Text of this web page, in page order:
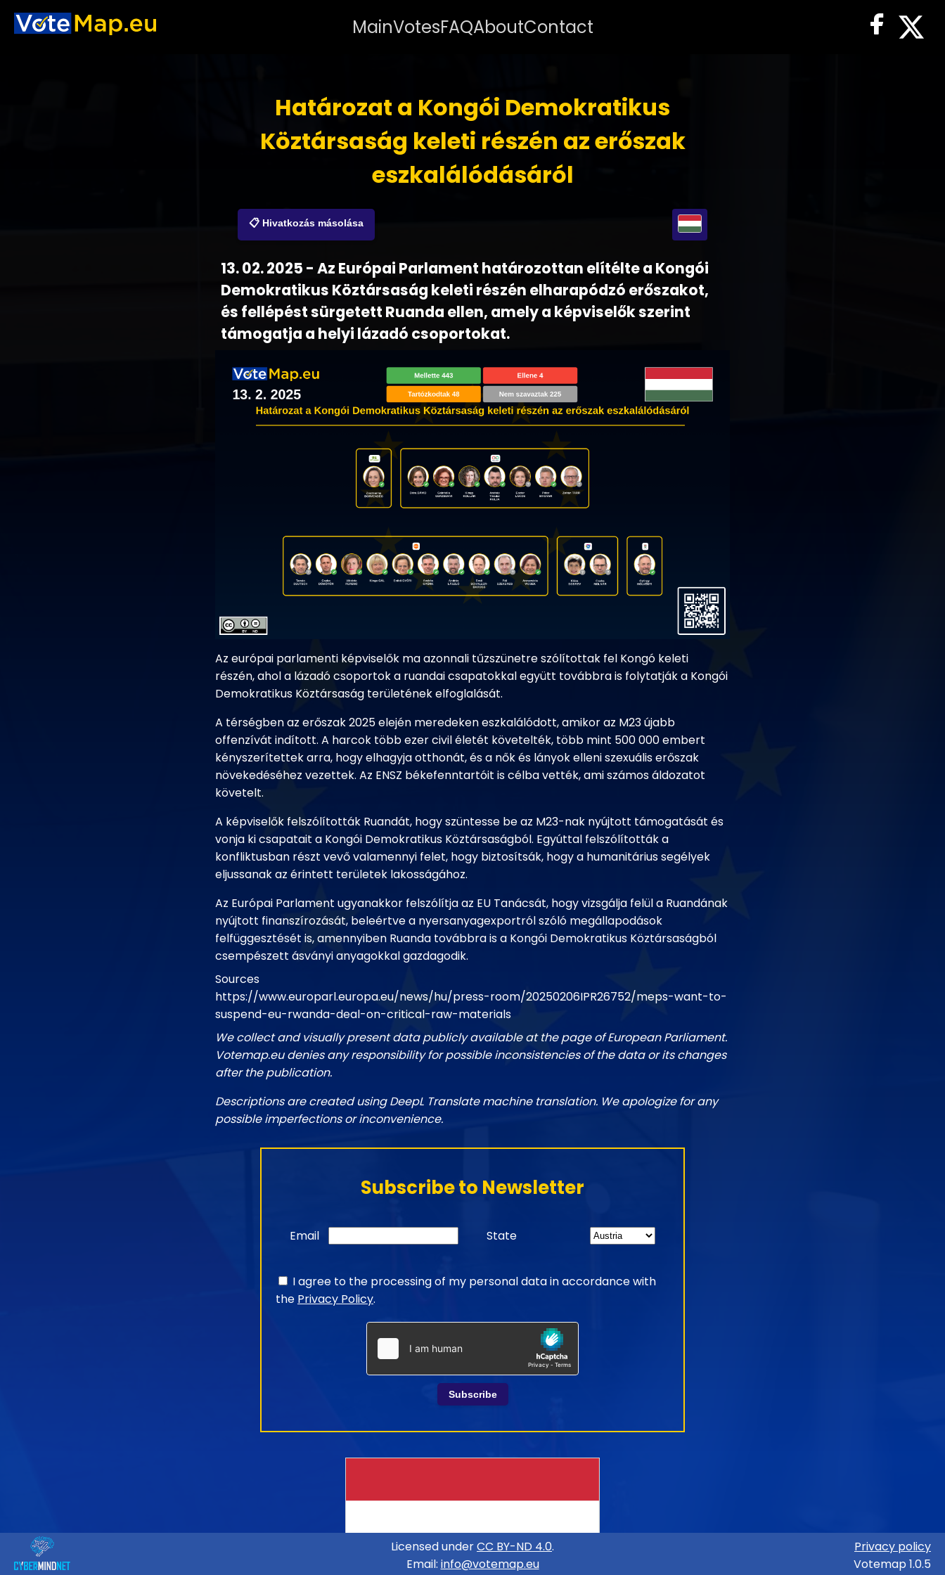
MainVotesFAQAboutContact
Határozat a Kongói Demokratikus
Köztársaság keleti részén az erőszak
eszkalálódásáról
📋 Hivatkozás másolása
13. 02. 2025 - Az Európai Parlament határozottan elítélte a Kongói
Demokratikus Köztársaság keleti részén elharapódzó erőszakot,
és fellépést sürgetett Ruanda ellen, amely a képviselők szerint
támogatja a helyi lázadó csoportokat.
Az európai parlamenti képviselők ma azonnali tűzszünetre szólítottak fel Kongó keleti
részén, ahol a lázadó csoportok a ruandai csapatokkal együtt továbbra is folytatják a Kongói
Demokratikus Köztársaság területének elfoglalását.
A térségben az erőszak 2025 elején meredeken eszkalálódott, amikor az M23 újabb
offenzívát indított. A harcok több ezer civil életét követelték, több mint 500 000 embert
kényszerítettek arra, hogy elhagyja otthonát, és a nők és lányok elleni szexuális erőszak
növekedéséhez vezettek. Az ENSZ békefenntartóit is célba vették, ami számos áldozatot
követelt.
A képviselők felszólították Ruandát, hogy szüntesse be az M23-nak nyújtott támogatását és
vonja ki csapatait a Kongói Demokratikus Köztársaságból. Egyúttal felszólították a
konfliktusban részt vevő valamennyi felet, hogy biztosítsák, hogy a humanitárius segélyek
eljussanak az érintett területek lakosságához.
Az Európai Parlament ugyanakkor felszólítja az EU Tanácsát, hogy vizsgálja felül a Ruandának
nyújtott finanszírozását, beleértve a nyersanyagexportról szóló megállapodások
felfüggesztését is, amennyiben Ruanda továbbra is a Kongói Demokratikus Köztársaságból
csempészett ásványi anyagokkal gazdagodik.
Sources
https://www.europarl.europa.eu/news/hu/press-room/20250206IPR26752/meps-want-to-
suspend-eu-rwanda-deal-on-critical-raw-materials
We collect and visually present data publicly available at the page of European Parliament.
Votemap.eu denies any responsibility for possible inconsistencies of the data or its changes
after the publication.
Descriptions are created using DeepL Translate machine translation. We apologize for any
possible imperfections or inconvenience.
Subscribe to Newsletter
Email State
I agree to the processing of my personal data in accordance with
the Privacy Policy.
Subscribe
Licensed underCC BY-ND 4.0.
Email: info@votemap.eu
Privacy policy
Votemap 1.0.5